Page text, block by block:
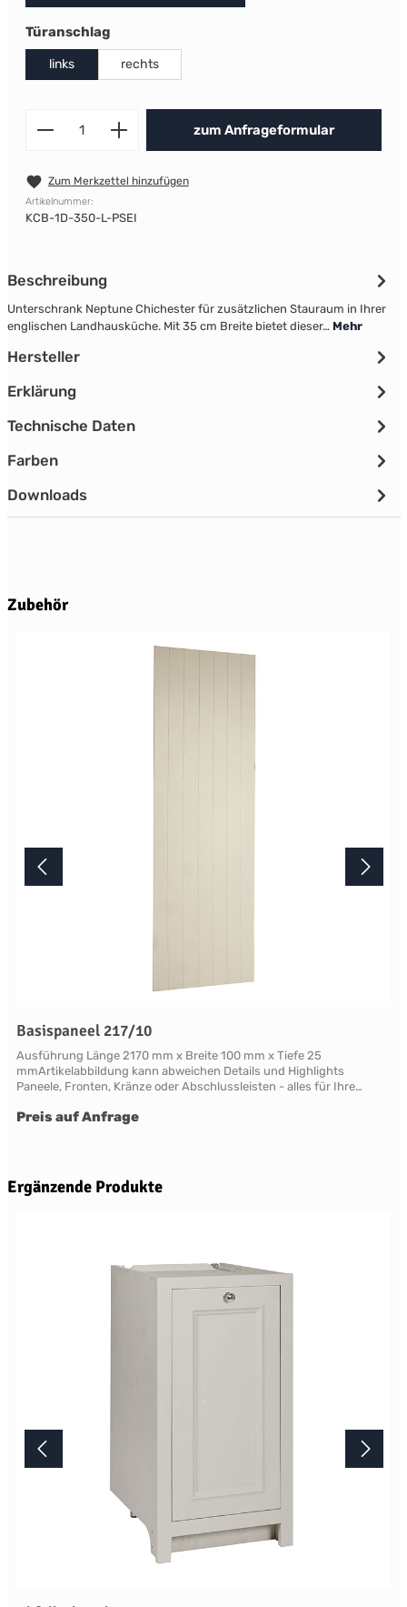
Türanschlagauswählen
links rechts
Produkt Anzahl: Gib den
zum Anfrageformular
Zum Merkzettel hinzufügen
Artikelnummer:
KCB-1D-350-L-PSEI
Beschreibung
Unterschrank Neptune Chichester für zusätzlichen Stauraum in Ihrer
englischen Landhausküche. Mit 35 cm Breite bietet dieser… Mehr
Hersteller
Erklärung
Technische Daten
Farben
Downloads
Produktgalerie überspringen
Zubehör
Basispaneel 217/10
Ausführung Länge 2170 mm x Breite 100 mm x Tiefe 25
mmArtikelabbildung kann abweichen Details und Highlights
Paneele, Fronten, Kränze oder Abschlussleisten - alles für Ihre
variablen Ausstattungen und DimensionenNahezu grenzenlose
dieser "handpainted" Oberflächen sind der matte Glanz und der
sichtbare feine Pinseleffekt. Die visuelle und haptische Wirkung einer
englischen Manufaktur gefertigt.Die Lieferzeit beträgt daher
mindestens acht Wochen. Mehr Informationen Bitte beachten Sie,
aufgrund der Lichtverhältnisse bei der Produktfotografie und
unterschiedlichenBildschirmeinstellungen kann es dazu kommen,
Preis auf Anfrage
Produktgalerie überspringen
Ergänzende Produkte